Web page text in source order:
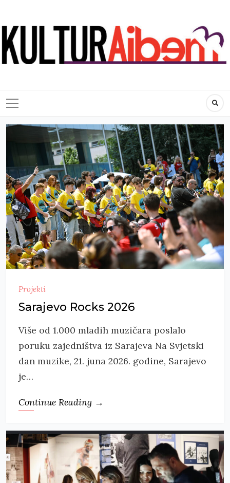
Projekti
Sarajevo Rocks 2026
Više od 1.000 mladih muzičara poslalo
poruku zajedništva iz Sarajeva Na Svjetski
dan muzike, 21. juna 2026. godine, Sarajevo
je…
Continue Reading →